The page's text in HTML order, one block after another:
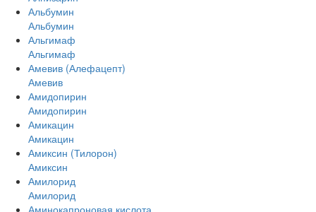
Альбумин
Альбумин
Альгимаф
Альгимаф
Амевив (Алефацепт)
Амевив
Амидопирин
Амидопирин
Амикацин
Амикацин
Амиксин (Тилорон)
Амиксин
Амилорид
Амилорид
Аминокапроновая кислота